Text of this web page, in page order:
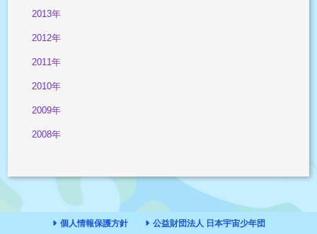
2013年
2012年
2011年
2010年
2009年
2008年
個人情報保護方針 公益財団法人 日本宇宙少年団